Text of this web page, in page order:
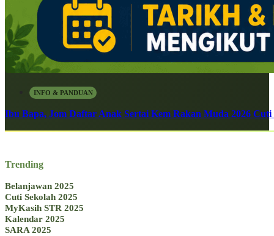
INFO & PANDUAN
Ibu Bapa, Jom Daftar Anak Sertai Kem Rakan Muda 2026
Trending
Belanjawan 2025
Cuti Sekolah 2025
MyKasih STR 2025
Kalendar 2025
SARA 2025